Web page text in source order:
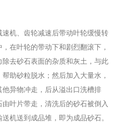
机、齿轮减速后带动叶轮缓慢转
在叶轮的带动下和剧烈翻滚下，
去砂石表面的杂质和灰土，与此
助砂粒脱水；然后加入大量水，
异物冲走，后从溢出口洗槽排
叶片带走，清洗后的砂石被倒入
机送到成品堆，即为成品砂石。